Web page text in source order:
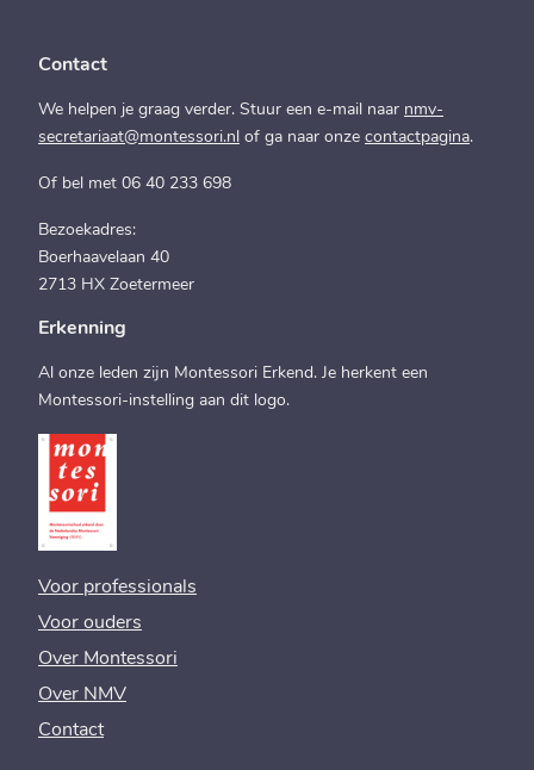
Routebeschrijving
Montessorischool Het Mozaiek
Fazantenkamp 157 -158
Maarssen 3607 CH
8.3 km
Montessori Sumatralaan
Zeist 3705 XL
8.7 km
Routebeschrijving
Montessori Kerckebosch
Zeist 3708 DM
Nederland
9.9 km
Routebeschrijving
Contact
We helpen je graag verder. Stuur een e-mail naar nmv-
secretariaat@montessori.nl of ga naar onze contactpagina.
Of bel met 06 40 233 698
Bezoekadres:
Boerhaavelaan 40
2713 HX Zoetermeer
Erkenning
Al onze leden zijn Montessori Erkend. Je herkent een
Montessori-instelling aan dit logo.
Voor professionals
Voor ouders
Over Montessori
Over NMV
Contact